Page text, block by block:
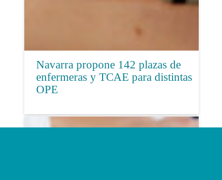
Navarra propone 142 plazas de
enfermeras y TCAE para distintas
OPE